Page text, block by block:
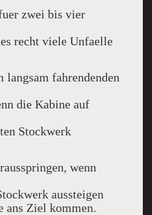
zwei bis vier
recht viele Unfaelle
langsam fahrendenden
die Kabine auf
Stockwerk
wenn
aussteigen
ans Ziel kommen.